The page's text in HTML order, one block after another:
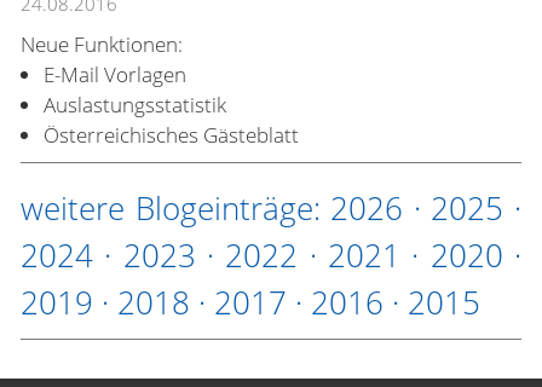
Neue Funktionen:
E-Mail Vorlagen
Auslastungsstatistik
Österreichisches Gästeblatt
weitere Blogeinträge: 2026 · 2025 ·
2024 · 2023 · 2022 · 2021 · 2020 ·
2019 · 2018 · 2017 · 2016 · 2015